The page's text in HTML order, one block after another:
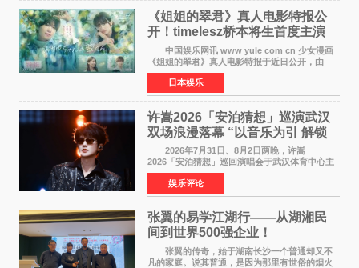
《姐姐的翠君》真人电影特报公
开！timelesz桥本将生首度主演
12月4日上映
中国娱乐网讯 www yule com cn 少女漫画
《姐姐的翠君》真人电影特报于近日公开，由
timelesz成员桥本将生担任主演，这也是他首次
担任电影主演，引发高度关注。 女高中生咲
苗翠（中岛瑠菜
日本娱乐
许嵩2026「安泊猜想」巡演武汉
双场浪漫落幕 “以音乐为引 解锁
江城记忆”
2026年7月31日、8月2日两晚，许嵩
2026「安泊猜想」巡回演唱会于武汉体育中心主
体育场盛大开唱。许嵩与数万歌迷在此相聚，从
浪漫惬意的舞台设计到充满诚意与惊喜的现场互
动，共同开启了一场关于
娱乐评论
张翼的易学江湖行——从湖湘民
间到世界500强企业！
张翼的传奇，始于湖南长沙一个普通却又不
凡的家庭。说其普通，是因为那里有世俗的烟火